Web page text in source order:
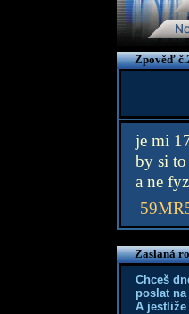
Zpověď
je mi
by si
a ne
Zaslaná
Chceš
poslat
A